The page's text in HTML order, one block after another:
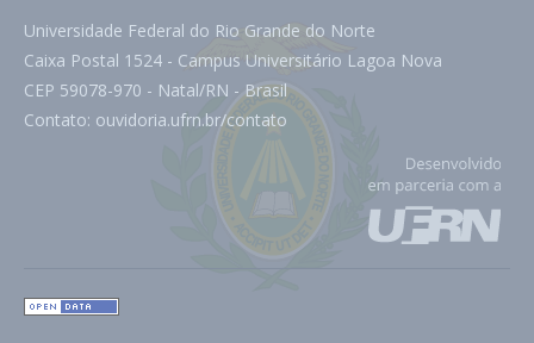
Universidade Federal do Rio Grande do Norte
Caixa Postal 1524 - Campus Universitário Lagoa Nova
CEP 59078-970 - Natal/RN - Brasil
Contato: ouvidoria.ufrn.br/contato